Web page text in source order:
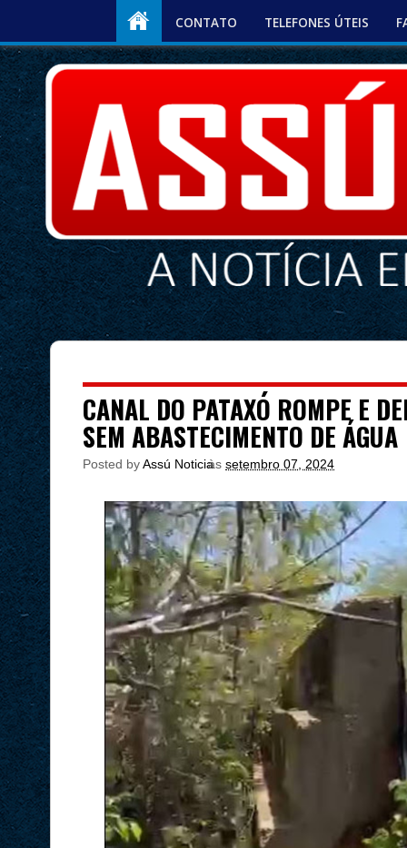
CONTATO TELEFONES ÚTEIS
CANAL DO PATAXÓ ROMPE E
SEM ABASTECIMENTO DE ÁGUA
Posted byAssú Noticia
às setembro 07, 2024